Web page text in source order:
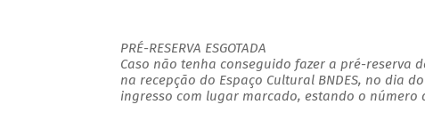
PRÉ-RESERVA ESGOTADA
Caso não tenha conseguido fazer a pré-reserva
na recepção do Espaço Cultural BNDES, no dia
ingresso com lugar marcado, estando o